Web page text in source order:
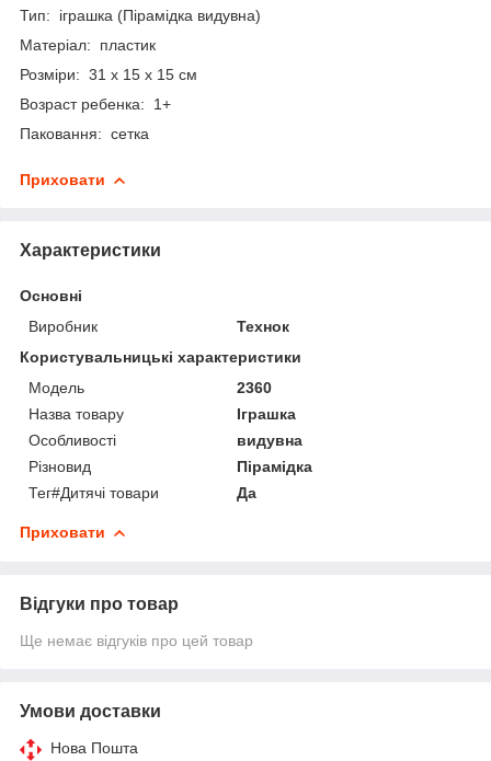
Тип: іграшка (Пірамідка видувна)
Матеріал: пластик
Розміри: 31 x 15 x 15 см
Возраст ребенка: 1+
Паковання: сетка
Приховати
Характеристики
Основні
Виробник
Технок
Користувальницькі характеристики
Мoдель
2360
Назва товару
Іграшка
Особливості
видувна
Різновид
Пірамідка
Тег#Дитячі товари
Да
Приховати
Відгуки про товар
Ще немає відгуків про цей товар
Умови доставки
Нова Пошта